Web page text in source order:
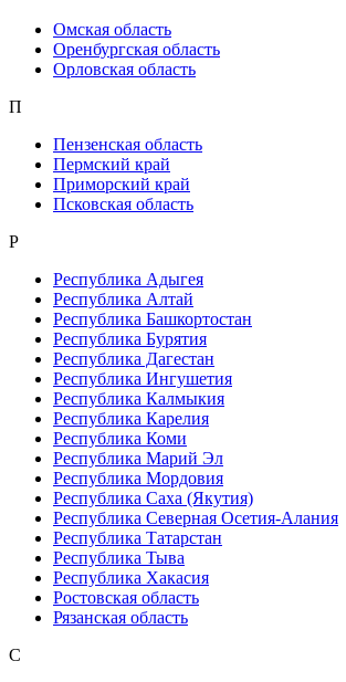
Омская область
Оренбургская область
Орловская область
П
Пензенская область
Пермский край
Приморский край
Псковская область
Р
Республика Адыгея
Республика Алтай
Республика Башкортостан
Республика Бурятия
Республика Дагестан
Республика Ингушетия
Республика Калмыкия
Республика Карелия
Республика Коми
Республика Марий Эл
Республика Мордовия
Республика Саха (Якутия)
Республика Северная Осетия-Алания
Республика Татарстан
Республика Тыва
Республика Хакасия
Ростовская область
Рязанская область
С